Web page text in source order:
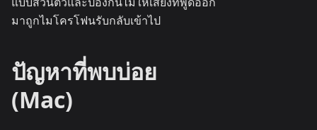
มาถูกไมโครโฟนรับกลับเข้าไป
ปัญหาที่พบบ่อย
(Mac)